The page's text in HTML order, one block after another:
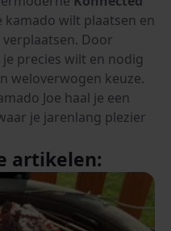
kamado wilt plaatsen en
Door
precies wilt en nodig
weloverwogen keuze.
Joe haal je een
je jarenlang plezier
artikelen: